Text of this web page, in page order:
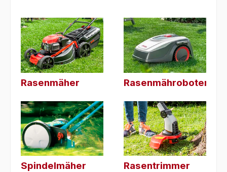
Rasenmäher Rasenmähroboter
Spindelmäher Rasentrimmer